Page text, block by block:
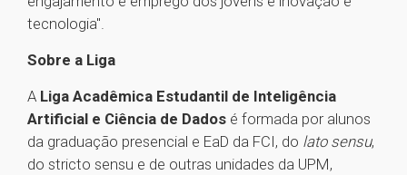
tecnologia".
Sobre a Liga
A Liga Acadêmica Estudantil de Inteligência
Artificial e Ciência de Dados é formada por alunos
da graduação presencial e EaD da FCI, do lato sensu,
do stricto sensu e de outras unidades da UPM,